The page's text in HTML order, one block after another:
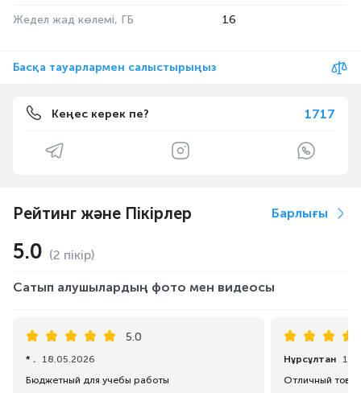
Жедел жад көлемі, ГБ 16
Басқа тауарлармен салыстырыңыз
Кеңес керек пе? 1717
Рейтинг және Пікірлер Барлығы
5.0 (2 пікір)
Сатып алушылардың фото мен видеосы
5.0
* .
18.05.2026
Бюджетный для учебы работы
Нұрсұлтан
Отличный